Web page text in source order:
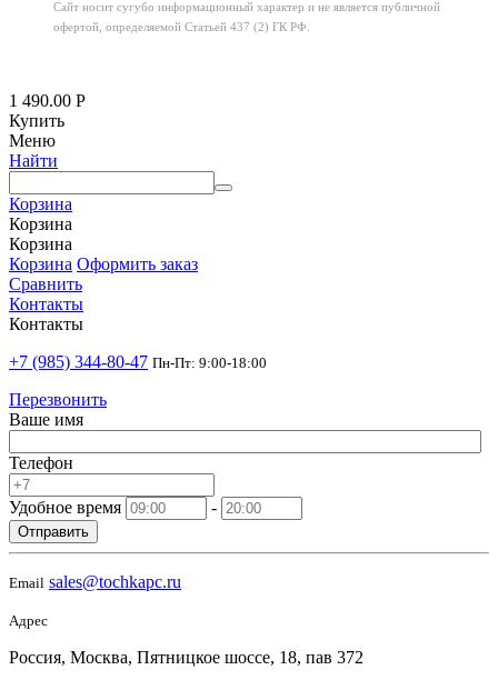
Сайт носит сугубо информационный характер и не является публичной
офертой, определяемой Статьей 437 (2) ГК РФ.
1 490.00 Р
Купить
Меню
Найти
Корзина
Корзина
Корзина
Корзина Оформить заказ
Сравнить
Контакты
Контакты
+7 (985) 344-80-47 Пн-Пт: 9:00-18:00
Перезвонить
Ваше имя
Телефон
Удобное время -
Отправить
Email sales@tochkapc.ru
Адрес
Россия, Москва, Пятницкое шоссе, 18, пав 372